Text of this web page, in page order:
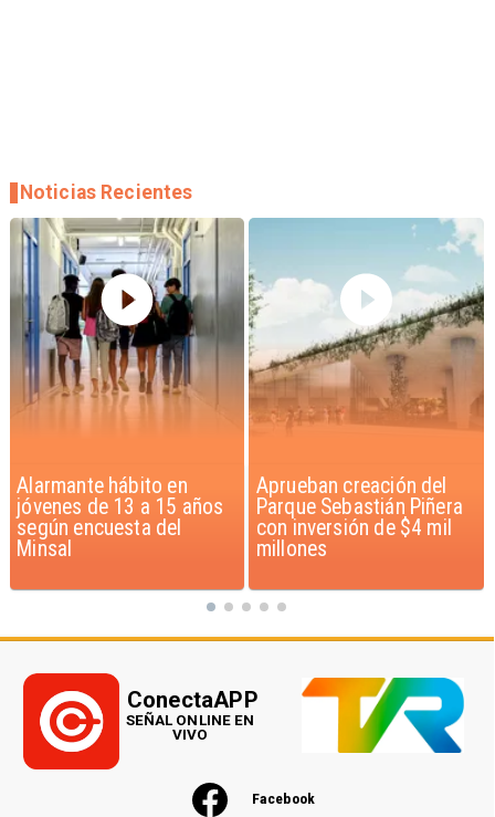
Aprueban creación del
Parque Sebastián Piñera
con inversión de $4 mil
millones
Claudio Bravo baja la
euforia sobre fichaje de
Vozinha
Noticias Recientes
Facebook
ConectaAPP
SEÑAL ONLINE EN
VIVO